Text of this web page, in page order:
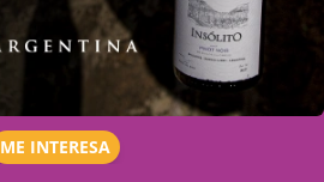
ME INTERESA